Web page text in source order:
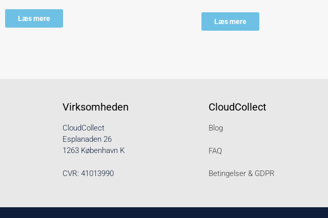
Læs mere Læs mere
Virksomheden
CloudCollect
Esplanaden 26
1263 København K
CVR: 41013990
CloudCollect
Blog
FAQ
Betingelser & GDPR